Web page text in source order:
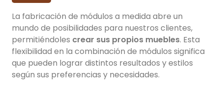
La fabricación de módulos a medida abre un
mundo de posibilidades para nuestros clientes,
permitiéndoles crear sus propios muebles. Esta
flexibilidad en la combinación de módulos significa
que pueden lograr distintos resultados y estilos
según sus preferencias y necesidades.